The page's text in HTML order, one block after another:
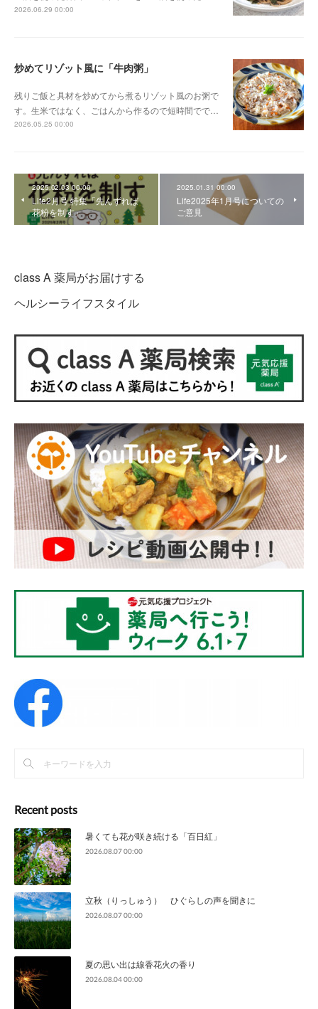
2026.06.29 00:00
炒めてリゾット風に「牛肉粥」
残りご飯と具材を炒めてから煮るリゾット風のお粥で
す。生米ではなく、ごはんから作るので短時間でで…
2026.05.25 00:00
2025.02.03 00:00
Life2月号 特集「先んずれば
花粉を制す」
2025.01.31 00:00
Life2025年1月号についての
ご意見
class A 薬局がお届けする
ヘルシーライフスタイル
Recent posts
暑くても花が咲き続ける「百日紅」
2026.08.07 00:00
立秋（りっしゅう） ひぐらしの声を聞きに
2026.08.07 00:00
夏の思い出は線香花火の香り
2026.08.04 00:00